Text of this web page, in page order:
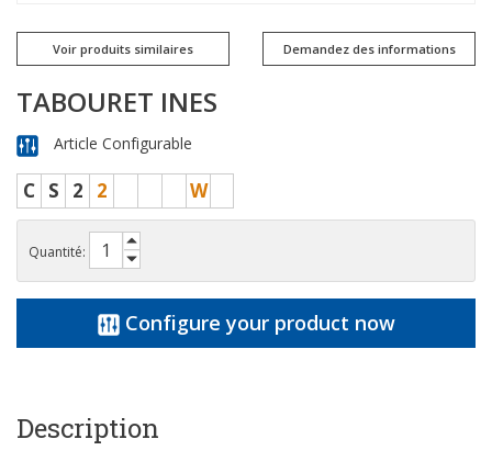
Voir produits similaires Demandez des informations
TABOURET INES
Article Configurable
C S 2 2 W
Quantité:
Configure your product now
Description